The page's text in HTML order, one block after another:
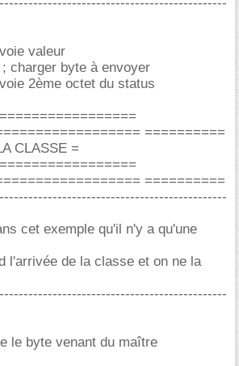
valeur
charger byte à envoyer
2ème octet du status
==========
CLASSE =
==========
cet exemple qu'il n'y a qu'une
l'arrivée de la classe et on ne la
le byte venant du maître